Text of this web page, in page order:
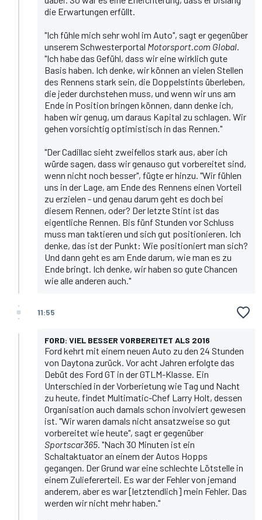
die Erwartungen erfüllt.
"Ich fühle mich sehr wohl im Auto", sagt er gegenüber
unserem Schwesterportal Motorsport.com Global.
"Ich habe das Gefühl, dass wir eine wirklich gute
Basis haben. Ich denke, wir können an vielen Stellen
des Rennens stark sein, die Doppelstints überleben,
die jeder durchstehen muss, und wenn wir uns am
Ende in Position bringen können, dann denke ich,
haben wir genug, um daraus Kapital zu schlagen. Wir
gehen vorsichtig optimistisch in das Rennen."
"Der Cadillac sieht zweifellos stark aus, aber ich
würde sagen, dass wir genauso gut vorbereitet sind,
wenn nicht noch besser", fügte er hinzu. "Wir fühlen
uns in der Lage, am Ende des Rennens einen Vorteil
zu erzielen - und genau darum geht es doch bei
diesem Rennen, oder? Der letzte Stint ist das
eigentliche Rennen. Bis fünf Stunden vor Schluss
muss man taktieren und sich gut positionieren. Ich
denke, das ist der Punkt: Wie positioniert man sich?
Und dann geht es am Ende darum, wie man es zu
Ende bringt. Ich denke, wir haben so gute Chancen
wie alle anderen auch."
11:55
FORD: VIEL BESSER VORBEREITET ALS 2016
Ford kehrt mit einem neuen Auto zu den 24 Stunden
von Daytona zurück. Vor acht Jahren erfolgte das
Debüt des Ford GT in der GTLM-Klasse. Ein
Unterschied in der Vorberietung wie Tag und Nacht
zu heute, findet Multimatic-Chef Larry Holt, dessen
Organisation auch damals schon involviert gewesen
ist. "Wir waren damals nicht ansatzweise so gut
vorbereitet wie heute", sagt er gegenüber
Sportscar365. "Nach 30 Minuten ist ein
Schaltaktuator an einem der Autos Hopps
gegangen. Der Grund war eine schlechte Lötstelle in
einem Zuliefererteil. Es war der Fehler von jemand
anderem, aber es war [letztendlich] mein Fehler. Das
werden wir nicht mehr haben."